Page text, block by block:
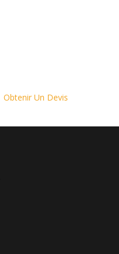
Obtenir Un Devis